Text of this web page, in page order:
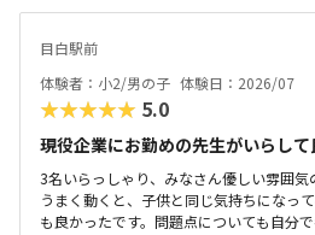
目白駅前
体験者：小2/男の子 体験日：2026/07
★★★★★ 5.0
現役企業にお勤めの先生がいらして
3名いらっしゃり、みなさん優しい雰囲
うまく動くと、子供と同じ気持ちになっ
も良かったです。問題点についても自分